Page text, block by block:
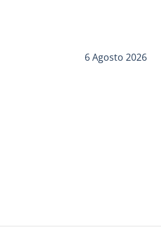
6 Agosto 2026